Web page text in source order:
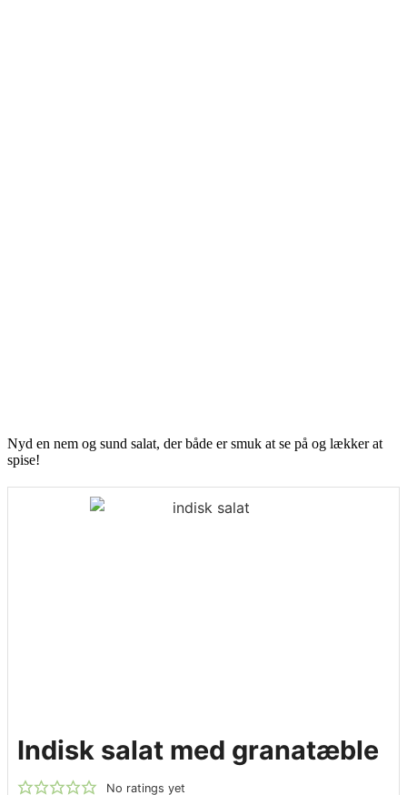
Nyd en nem og sund salat, der både er smuk at se på og lækker at
spise!
Indisk salat med granatæble
No ratings yet